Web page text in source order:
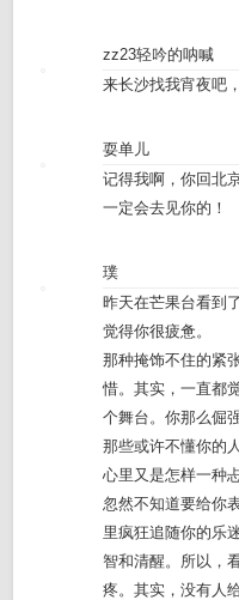
zz23轻吟的呐喊
来长沙找我宵夜吧
耍单儿
记得我啊，你回北
一定会去见你的！
璞
昨天在芒果台看到
觉得你很疲惫。
那种掩饰不住的紧
惜。其实，一直都
个舞台。你那么倔
那些或许不懂你的
心里又是怎样一种
忽然不知道要给你
里疯狂追随你的乐
智和清醒。所以，
疼。其实，没有人